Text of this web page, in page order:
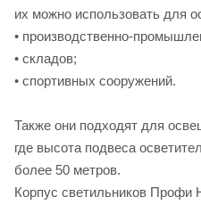
их можно использовать для
• производственно-
• складов;
• спортивных сооружений.
Также они подходят для
где высота подвеса
более 50 метров.
Корпус светильников Профи